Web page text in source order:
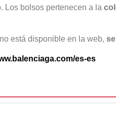
Los bolsos pertenecen a la
está disponible en la web,
es-es